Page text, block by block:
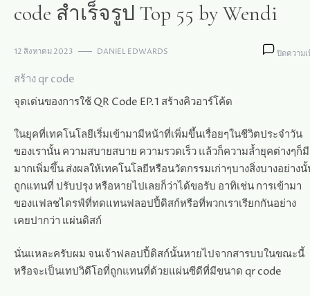
code สำเร็จรูป Top 55 by Wendi
12 สิงหาคม 2023 DANIEL EDWARDS ปิดความ
สร้าง qr code
จุดเด่นของการใช้ QR Code EP.1 สร้างคิวอาร์โค้ด
ในยุคที่เทคโนโลยีเริ่มเข้ามามีหน้าที่เพิ่มขึ้นเรื่อยๆในชีวิตประจำวัน
ของเรานั้น ความสบายสบาย ความรวดเร็ว แล้วก็ความล้ำยุคต่างๆก็มี
มากเพิ่มขึ้น ส่งผลให้เทคโนโลยีหรือนวัตกรรมเก่าๆบางสิ่งบางอย่าง
ถูกแทนที่ ปรับปรุง หรือหายไปเลยก็ว่าได้ขอรับ อาทิเช่น การเข้ามา
ของแฟลชไดรฟ์ที่ทดแทนฟลอปปี้ดิสก์หรือที่พวกเราเรียกกันอย่าง
เคยปากว่า แผ่นดิสก์
นั่นแหละครับผม จนเจ้าฟลอปปี้ดิสก์นั้นหายไปจากสารบบในขณะนี้
หรือจะเป็นเทปวิดีโอที่ถูกแทนที่ด้วยแผ่นซีดีที่มีขนาด qr code